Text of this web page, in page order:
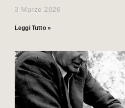
3 Marzo 2026
Leggi Tutto »